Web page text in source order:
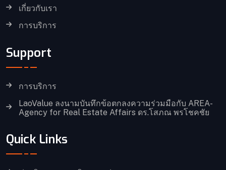
เกี่ยวกับเรา
การบริการ
Support
การบริการ
LaoValue ลงนามบันทึกข้อตกลงความร่วมมือกับ AREA-
Agency for Real Estate Affairs ดร.โสภณ พรโชคชัย
Quick Links